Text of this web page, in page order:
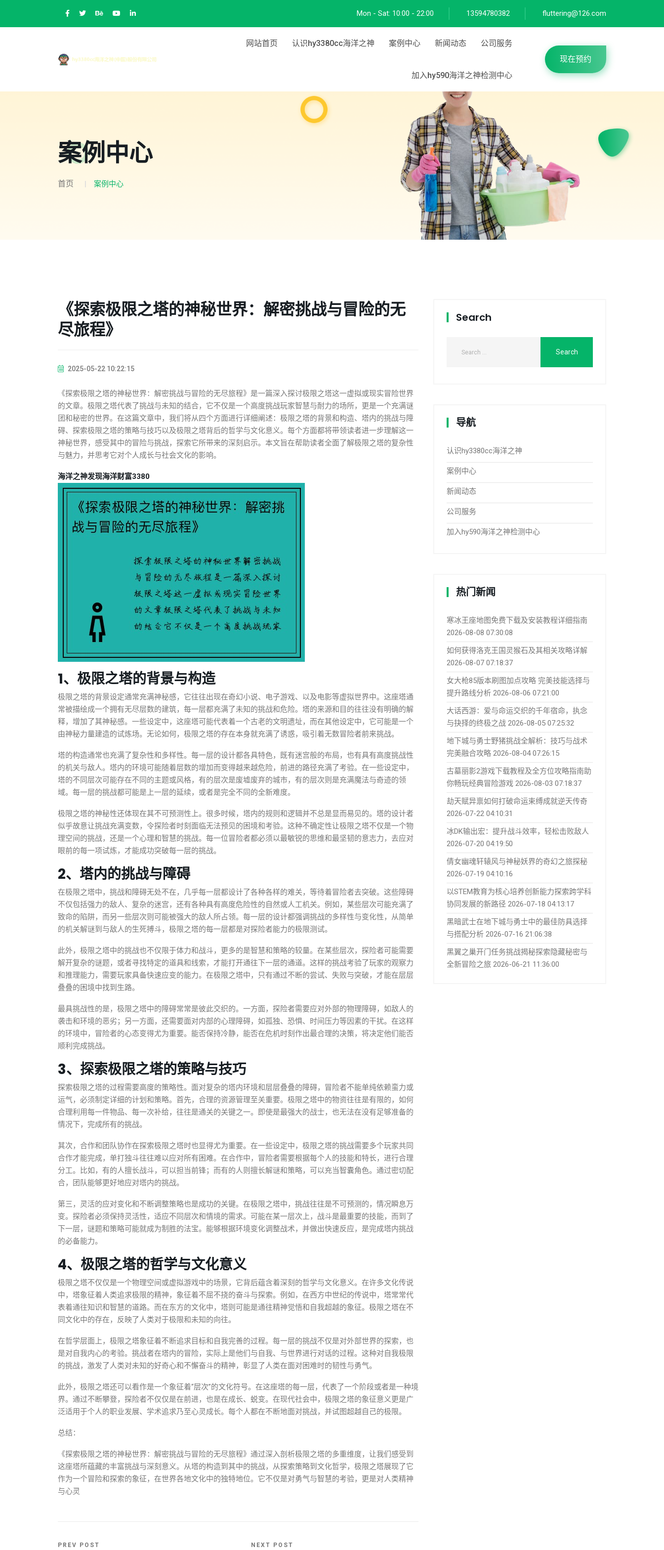
Mon - Sat: 10:00 - 22:00 13594780382 fluttering@126.com
网站首页 认识hy3380cc海洋之神 案例中心 新闻动态 公司服务
加入hy590海洋之神检测中心
现在预约
案例中心
首页 案例中心
《探索极限之塔的神秘世界：解密挑战与冒险的无
尽旅程》
2025-05-22 10:22:15
《探索极限之塔的神秘世界：解密挑战与冒险的无尽旅程》是一篇深入探讨极限之塔这一虚拟或现实冒险世界
的文章。极限之塔代表了挑战与未知的结合，它不仅是一个高度挑战玩家智慧与耐力的场所，更是一个充满谜
团和秘密的世界。在这篇文章中，我们将从四个方面进行详细阐述：极限之塔的背景和构造、塔内的挑战与障
碍、探索极限之塔的策略与技巧以及极限之塔背后的哲学与文化意义。每个方面都将带领读者进一步理解这一
神秘世界，感受其中的冒险与挑战，探索它所带来的深刻启示。本文旨在帮助读者全面了解极限之塔的复杂性
与魅力，并思考它对个人成长与社会文化的影响。
海洋之神发现海洋财富3380
1、极限之塔的背景与构造
极限之塔的背景设定通常充满神秘感，它往往出现在奇幻小说、电子游戏、以及电影等虚拟世界中。这座塔通
常被描绘成一个拥有无尽层数的建筑，每一层都充满了未知的挑战和危险。塔的来源和目的往往没有明确的解
释，增加了其神秘感。一些设定中，这座塔可能代表着一个古老的文明遗址，而在其他设定中，它可能是一个
由神秘力量建造的试炼场。无论如何，极限之塔的存在本身就充满了诱惑，吸引着无数冒险者前来挑战。
塔的构造通常也充满了复杂性和多样性。每一层的设计都各具特色，既有迷宫般的布局，也有具有高度挑战性
的机关与敌人。塔内的环境可能随着层数的增加而变得越来越危险，前进的路径充满了考验。在一些设定中，
塔的不同层次可能存在不同的主题或风格，有的层次是废墟废弃的城市，有的层次则是充满魔法与奇迹的领
域。每一层的挑战都可能是上一层的延续，或者是完全不同的全新难度。
极限之塔的神秘性还体现在其不可预测性上。很多时候，塔内的规则和逻辑并不总是显而易见的。塔的设计者
似乎故意让挑战充满变数，令探险者时刻面临无法预见的困境和考验。这种不确定性让极限之塔不仅是一个物
理空间的挑战，还是一个心理和智慧的挑战。每一位冒险者都必须以最敏锐的思维和最坚韧的意志力，去应对
眼前的每一项试炼，才能成功突破每一层的挑战。
2、塔内的挑战与障碍
在极限之塔中，挑战和障碍无处不在，几乎每一层都设计了各种各样的难关，等待着冒险者去突破。这些障碍
不仅包括强力的敌人、复杂的迷宫，还有各种具有高度危险性的自然或人工机关。例如，某些层次可能充满了
致命的陷阱，而另一些层次则可能被强大的敌人所占领。每一层的设计都强调挑战的多样性与变化性，从简单
的机关解谜到与敌人的生死搏斗，极限之塔的每一层都是对探险者能力的极限测试。
此外，极限之塔中的挑战也不仅限于体力和战斗，更多的是智慧和策略的较量。在某些层次，探险者可能需要
解开复杂的谜题，或者寻找特定的道具和线索，才能打开通往下一层的通道。这样的挑战考验了玩家的观察力
和推理能力，需要玩家具备快速应变的能力。在极限之塔中，只有通过不断的尝试、失败与突破，才能在层层
叠叠的困境中找到生路。
最具挑战性的是，极限之塔中的障碍常常是彼此交织的。一方面，探险者需要应对外部的物理障碍，如敌人的
袭击和环境的恶劣；另一方面，还需要面对内部的心理障碍，如孤独、恐惧、时间压力等因素的干扰。在这样
的环境中，冒险者的心态变得尤为重要。能否保持冷静，能否在危机时刻作出最合理的决策，将决定他们能否
顺利完成挑战。
3、探索极限之塔的策略与技巧
探索极限之塔的过程需要高度的策略性。面对复杂的塔内环境和层层叠叠的障碍，冒险者不能单纯依赖蛮力或
运气，必须制定详细的计划和策略。首先，合理的资源管理至关重要。极限之塔中的物资往往是有限的，如何
合理利用每一件物品、每一次补给，往往是通关的关键之一。即使是最强大的战士，也无法在没有足够准备的
情况下，完成所有的挑战。
其次，合作和团队协作在探索极限之塔时也显得尤为重要。在一些设定中，极限之塔的挑战需要多个玩家共同
合作才能完成，单打独斗往往难以应对所有困难。在合作中，冒险者需要根据每个人的技能和特长，进行合理
分工。比如，有的人擅长战斗，可以担当前锋；而有的人则擅长解谜和策略，可以充当智囊角色。通过密切配
合，团队能够更好地应对塔内的挑战。
第三，灵活的应对变化和不断调整策略也是成功的关键。在极限之塔中，挑战往往是不可预测的，情况瞬息万
变。探险者必须保持灵活性，适应不同层次和情境的需求。可能在某一层次上，战斗是最重要的技能，而到了
下一层，谜题和策略可能就成为制胜的法宝。能够根据环境变化调整战术，并做出快速反应，是完成塔内挑战
的必备能力。
4、极限之塔的哲学与文化意义
极限之塔不仅仅是一个物理空间或虚拟游戏中的场景，它背后蕴含着深刻的哲学与文化意义。在许多文化传说
中，塔象征着人类追求极限的精神，象征着不屈不挠的奋斗与探索。例如，在西方中世纪的传说中，塔常常代
表着通往知识和智慧的道路。而在东方的文化中，塔则可能是通往精神觉悟和自我超越的象征。极限之塔在不
同文化中的存在，反映了人类对于极限和未知的向往。
在哲学层面上，极限之塔象征着不断追求目标和自我完善的过程。每一层的挑战不仅是对外部世界的探索，也
是对自我内心的考验。挑战者在塔内的冒险，实际上是他们与自我、与世界进行对话的过程。这种对自我极限
的挑战，激发了人类对未知的好奇心和不懈奋斗的精神，彰显了人类在面对困难时的韧性与勇气。
此外，极限之塔还可以看作是一个象征着“层次”的文化符号。在这座塔的每一层，代表了一个阶段或者是一种境
界。通过不断攀登，探险者不仅仅是在前进，也是在成长、蜕变。在现代社会中，极限之塔的象征意义更是广
泛适用于个人的职业发展、学术追求乃至心灵成长。每个人都在不断地面对挑战，并试图超越自己的极限。
总结：
《探索极限之塔的神秘世界：解密挑战与冒险的无尽旅程》通过深入剖析极限之塔的多重维度，让我们感受到
这座塔所蕴藏的丰富挑战与深刻意义。从塔的构造到其中的挑战，从探索策略到文化哲学，极限之塔展现了它
作为一个冒险和探索的象征，在世界各地文化中的独特地位。它不仅是对勇气与智慧的考验，更是对人类精神
与心灵
PREV POST NEXT POST
Search
导航
认识hy3380cc海洋之神
案例中心
新闻动态
公司服务
加入hy590海洋之神检测中心
热门新闻
寒冰王座地图免费下载及安装教程详细指南
2026-08-08 07:30:08
如何获得洛克王国灵猴石及其相关攻略详解
2026-08-07 07:18:37
女大枪85版本刷图加点攻略 完美技能选择与
提升路线分析 2026-08-06 07:21:00
大话西游：爱与命运交织的千年宿命，执念
与抉择的终极之战 2026-08-05 07:25:32
地下城与勇士野猪挑战全解析：技巧与战术
完美融合攻略 2026-08-04 07:26:15
古墓丽影2游戏下载教程及全方位攻略指南助
你畅玩经典冒险游戏 2026-08-03 07:18:37
劫天赋异禀如何打破命运束缚成就逆天传奇
2026-07-22 04:10:31
冰DK输出宏：提升战斗效率，轻松击败敌人
2026-07-20 04:19:50
倩女幽魂轩辕风与神秘妖界的奇幻之旅探秘
2026-07-19 04:10:16
以STEM教育为核心培养创新能力探索跨学科
协同发展的新路径 2026-07-18 04:13:17
黑暗武士在地下城与勇士中的最佳防具选择
与搭配分析 2026-07-16 21:06:38
黑翼之巢开门任务挑战揭秘探索隐藏秘密与
全新冒险之旅 2026-06-21 11:36:00